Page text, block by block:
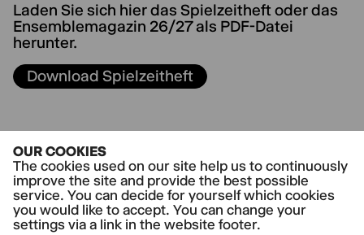
OUR COOKIES
The cookies used on our site help us to continuously
improve the site and provide the best possible
service. You can decide for yourself which cookies
you would like to accept. You can change your
settings via a link in the website footer.
Laden Sie sich hier das Spielzeitheft oder das
Ensemblemagazin 26/27 als PDF-Datei
herunter.
Download Spielzeitheft
Download Ensemblemagazin